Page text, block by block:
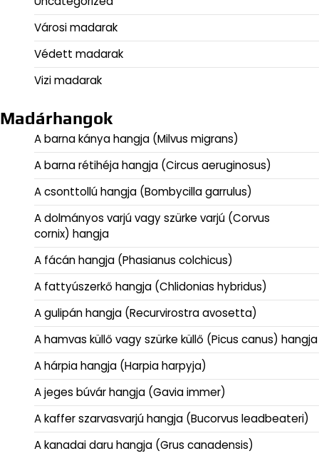
Városi madarak
Védett madarak
Vizi madarak
Madárhangok
A barna kánya hangja (Milvus migrans)
A barna rétihéja hangja (Circus aeruginosus)
A csonttollú hangja (Bombycilla garrulus)
A dolmányos varjú vagy szürke varjú (Corvus
cornix) hangja
A fácán hangja (Phasianus colchicus)
A fattyúszerkő hangja (Chlidonias hybridus)
A gulipán hangja (Recurvirostra avosetta)
A hamvas küllő vagy szürke küllő (Picus canus) hangja
A hárpia hangja (Harpia harpyja)
A jeges búvár hangja (Gavia immer)
A kaffer szarvasvarjú hangja (Bucorvus leadbeateri)
A kanadai daru hangja (Grus canadensis)